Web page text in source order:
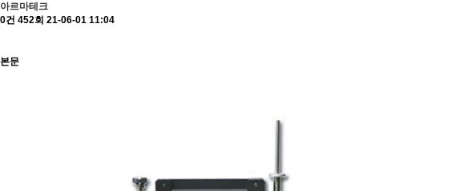
아르마테크
0건 452회 21-06-01 11:04
본문